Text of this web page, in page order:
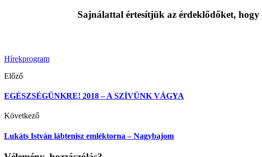
Sajnálattal értesítjük az érdeklődőket,
Hírekprogram
Előző
EGÉSZSÉGÜNKRE! 2018 – A SZÍVÜNK VÁGYA
Következő
Lukáts István lábtenisz emléktorna – Nagybajom